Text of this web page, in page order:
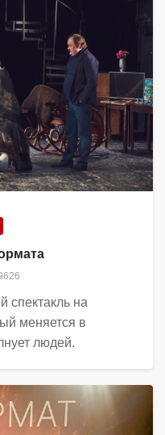
спектакль на
меняется в
людей.